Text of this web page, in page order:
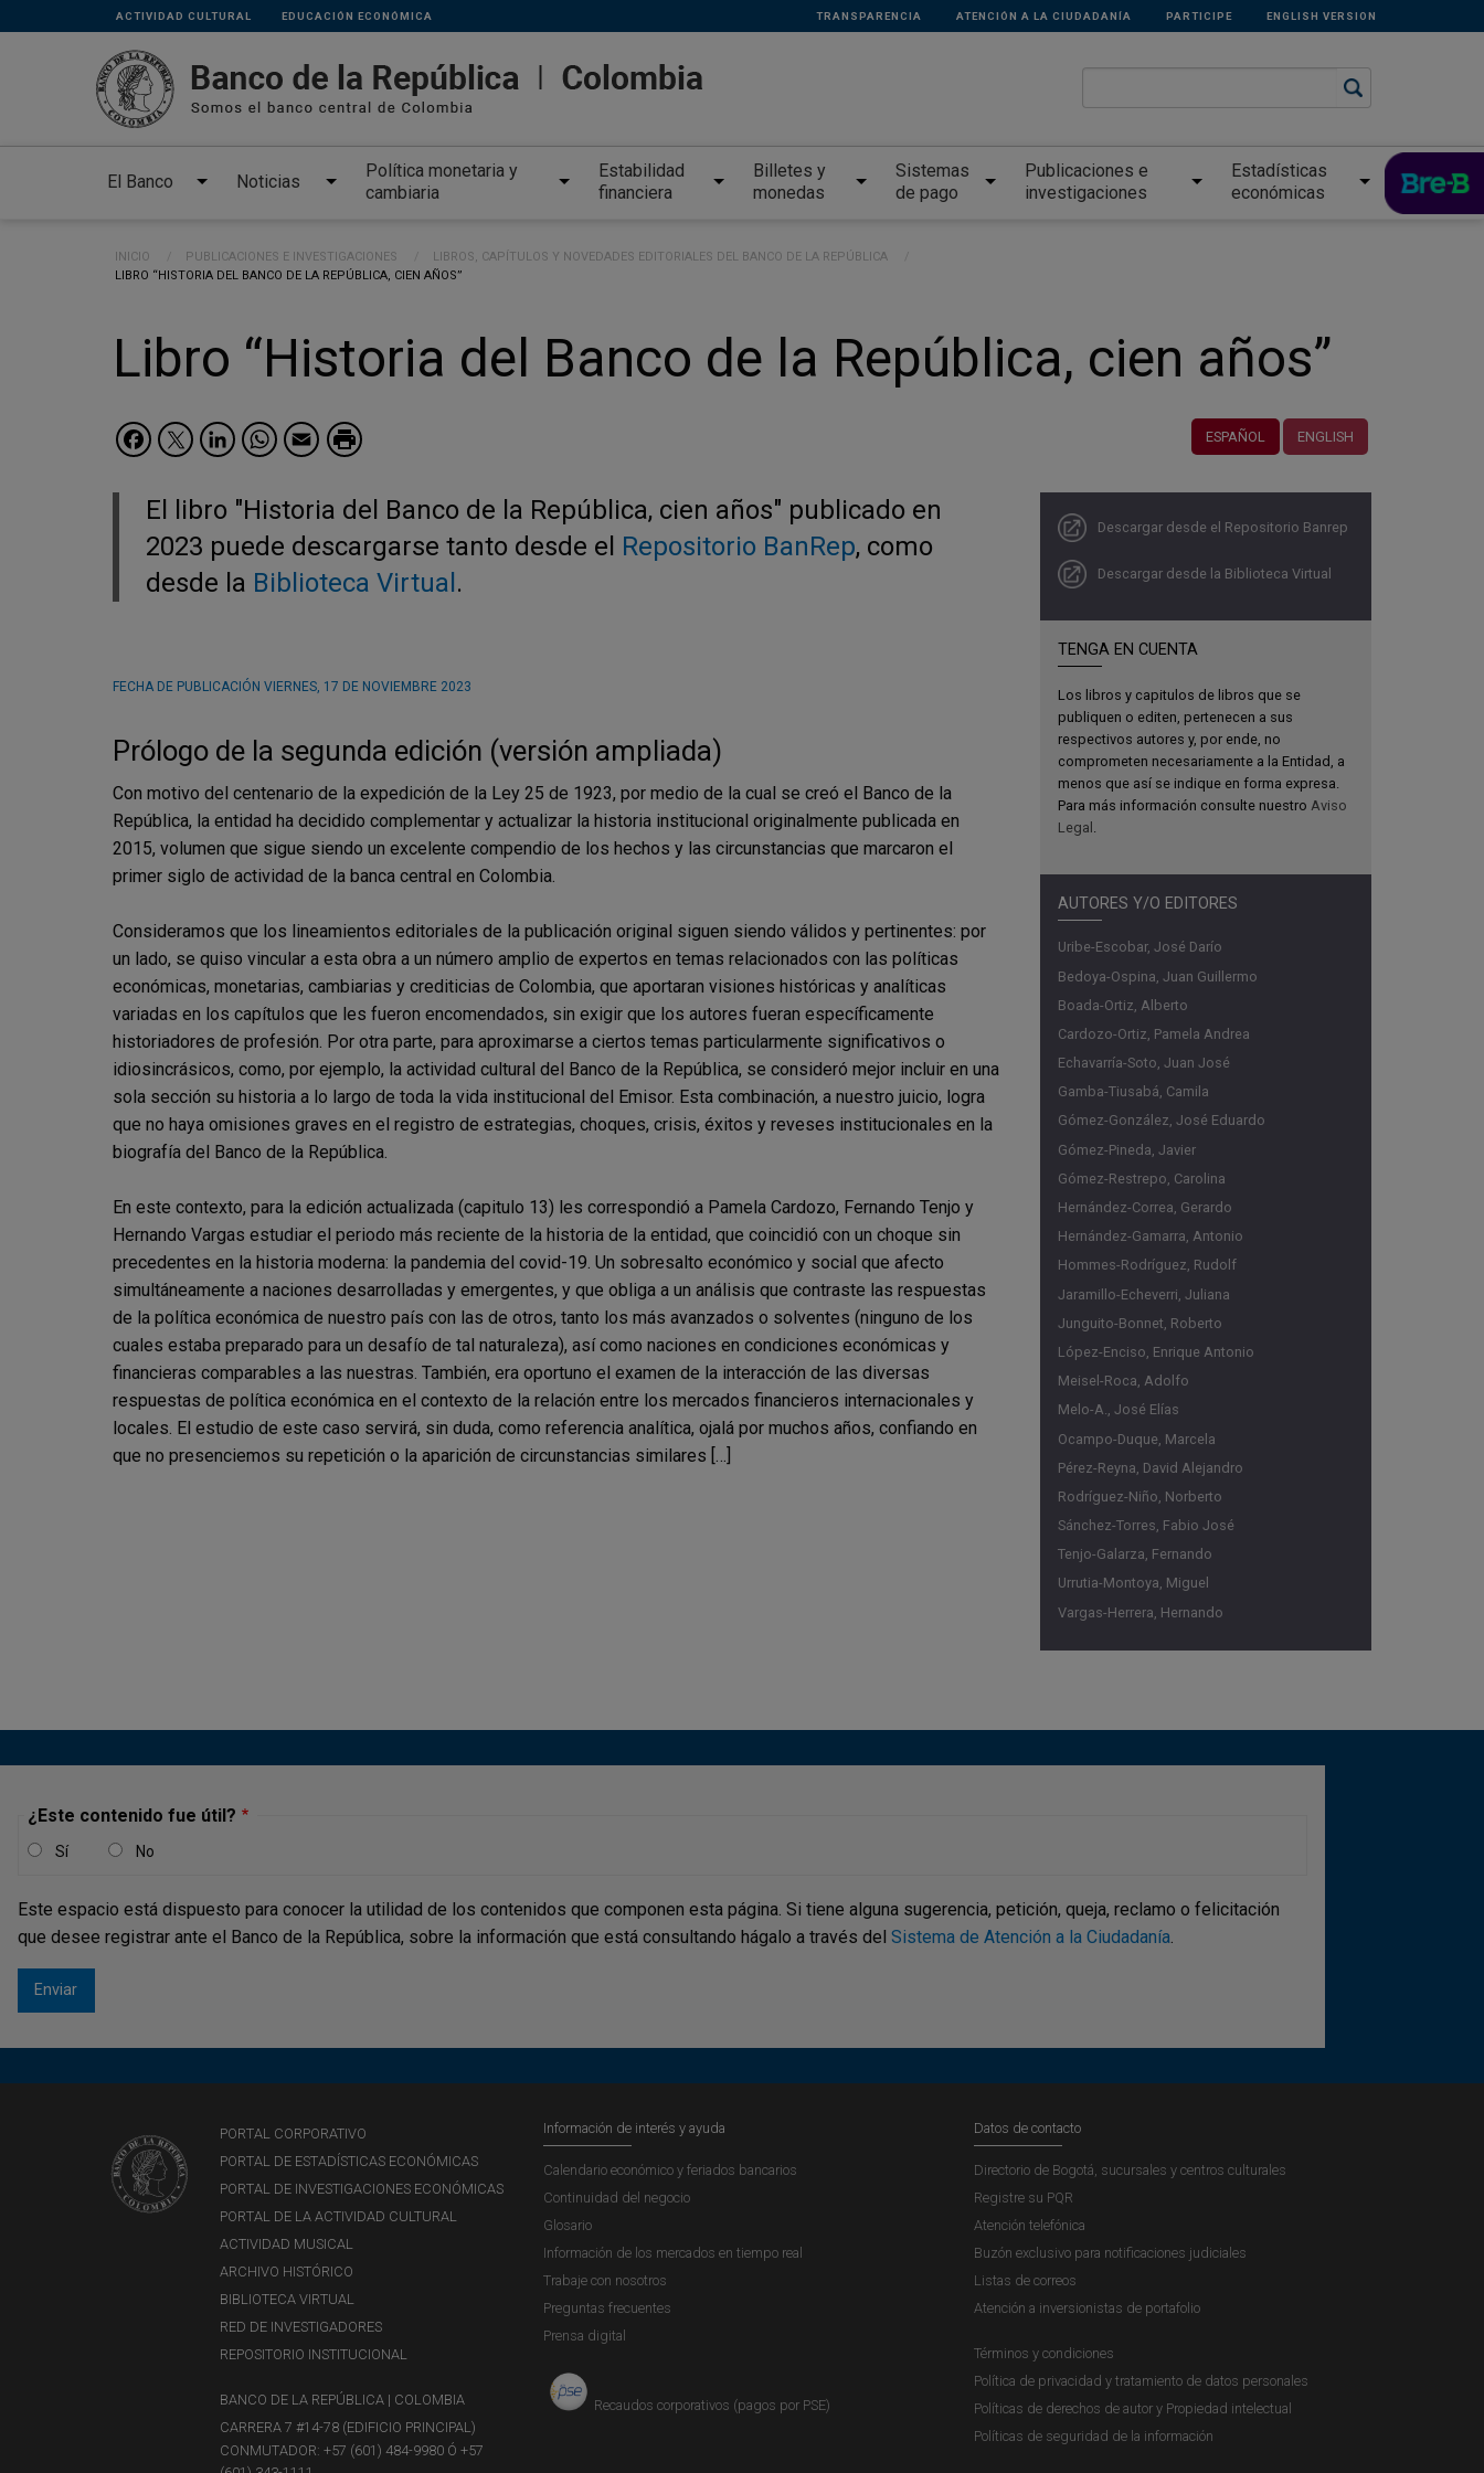
Pasar al contenido principal
Links
secundarios
ACTIVIDAD CULTURAL EDUCACIÓN ECONÓMICA TRANSPARENCIA ATENCIÓN A LA CIUDADANÍA PARTICIPE ENGLISH VERSION
El Banco Noticias
Política monetaria y
cambiaria
Estabilidad
financiera
Billetes y
monedas
Sistemas
de pago
Publicaciones e
investigaciones
Estadísticas
económicas
Ruta de navegación
INICIO PUBLICACIONES E INVESTIGACIONES
LIBROS, CAPÍTULOS Y NOVEDADES EDITORIALES DEL BANCO DE LA REPÚBLICA
CURRENT:
LIBRO “HISTORIA DEL BANCO DE LA REPÚBLICA, CIEN AÑOS”
Libro “Historia del Banco de la República, cien años”
ESPAÑOL ENGLISH
Facebook
Twitter
LinkedIn
WhatsApp
Email
Descargar desde el Repositorio Banrep
Descargar desde la Biblioteca Virtual
TENGA EN CUENTA
Los libros y capitulos de libros que se
publiquen o editen, pertenecen a sus
respectivos autores y, por ende, no
comprometen necesariamente a la Entidad, a
menos que así se indique en forma expresa.
Para más información consulte nuestro Aviso
Legal .
AUTORES Y/O EDITORES
Uribe-Escobar, José Darío
Bedoya-Ospina, Juan Guillermo
Boada-Ortiz, Alberto
Cardozo-Ortiz, Pamela Andrea
Echavarría-Soto, Juan José
Gamba-Tiusabá, Camila
Gómez-González, José Eduardo
Gómez-Pineda, Javier
Gómez-Restrepo, Carolina
Hernández-Correa, Gerardo
Hernández-Gamarra, Antonio
Hommes-Rodríguez, Rudolf
Jaramillo-Echeverri, Juliana
Junguito-Bonnet, Roberto
López-Enciso, Enrique Antonio
Meisel-Roca, Adolfo
Melo-A., José Elías
Ocampo-Duque, Marcela
Pérez-Reyna, David Alejandro
Rodríguez-Niño, Norberto
Sánchez-Torres, Fabio José
Tenjo-Galarza, Fernando
Urrutia-Montoya, Miguel
Vargas-Herrera, Hernando
El libro "Historia del Banco de la República, cien años" publicado en
2023 puede descargarse tanto desde el Repositorio BanRep, como
desde la Biblioteca Virtual .
FECHA DE PUBLICACIÓN VIERNES, 17 DE NOVIEMBRE 2023
Prólogo de la segunda edición (versión ampliada)
Con motivo del centenario de la expedición de la Ley 25 de 1923, por medio de la cual se creó el Banco de la
República, la entidad ha decidido complementar y actualizar la historia institucional originalmente publicada en
2015, volumen que sigue siendo un excelente compendio de los hechos y las circunstancias que marcaron el
primer siglo de actividad de la banca central en Colombia.
Consideramos que los lineamientos editoriales de la publicación original siguen siendo válidos y pertinentes: por
un lado, se quiso vincular a esta obra a un número amplio de expertos en temas relacionados con las políticas
económicas, monetarias, cambiarias y crediticias de Colombia, que aportaran visiones históricas y analíticas
variadas en los capítulos que les fueron encomendados, sin exigir que los autores fueran específicamente
historiadores de profesión. Por otra parte, para aproximarse a ciertos temas particularmente significativos o
idiosincrásicos, como, por ejemplo, la actividad cultural del Banco de la República, se consideró mejor incluir en una
sola sección su historia a lo largo de toda la vida institucional del Emisor. Esta combinación, a nuestro juicio, logra
que no haya omisiones graves en el registro de estrategias, choques, crisis, éxitos y reveses institucionales en la
biografía del Banco de la República.
En este contexto, para la edición actualizada (capitulo 13) les correspondió a Pamela Cardozo, Fernando Tenjo y
Hernando Vargas estudiar el periodo más reciente de la historia de la entidad, que coincidió con un choque sin
precedentes en la historia moderna: la pandemia del covid-19. Un sobresalto económico y social que afecto
simultáneamente a naciones desarrolladas y emergentes, y que obliga a un análisis que contraste las respuestas
de la política económica de nuestro país con las de otros, tanto los más avanzados o solventes (ninguno de los
cuales estaba preparado para un desafío de tal naturaleza), así como naciones en condiciones económicas y
financieras comparables a las nuestras. También, era oportuno el examen de la interacción de las diversas
respuestas de política económica en el contexto de la relación entre los mercados financieros internacionales y
locales. El estudio de este caso servirá, sin duda, como referencia analítica, ojalá por muchos años, confiando en
que no presenciemos su repetición o la aparición de circunstancias similares […]
¿Este contenido fue útil?
Sí No
Este espacio está dispuesto para conocer la utilidad de los contenidos que componen esta página. Si tiene alguna sugerencia, petición, queja, reclamo o felicitación
que desee registrar ante el Banco de la República, sobre la información que está consultando hágalo a través del Sistema de Atención a la Ciudadanía.
PORTAL CORPORATIVO
PORTAL DE ESTADÍSTICAS ECONÓMICAS
PORTAL DE INVESTIGACIONES ECONÓMICAS
PORTAL DE LA ACTIVIDAD CULTURAL
ACTIVIDAD MUSICAL
ARCHIVO HISTÓRICO
BIBLIOTECA VIRTUAL
RED DE INVESTIGADORES
REPOSITORIO INSTITUCIONAL
BANCO DE LA REPÚBLICA | COLOMBIA
CARRERA 7 #14-78 (EDIFICIO PRINCIPAL)
CONMUTADOR: +57 (601) 484-9980 Ó +57
Información de interés y ayuda
Calendario económico y feriados bancarios
Continuidad del negocio
Glosario
Información de los mercados en tiempo real
Trabaje con nosotros
Preguntas frecuentes
Prensa digital
Recaudos corporativos (pagos por PSE)
Datos de contacto
Directorio de Bogotá, sucursales y centros culturales
Registre su PQR
Atención telefónica
Buzón exclusivo para notificaciones judiciales
Listas de correos
Atención a inversionistas de portafolio
Términos y condiciones
Política de privacidad y tratamiento de datos personales
Políticas de derechos de autor y Propiedad intelectual
Políticas de seguridad de la información